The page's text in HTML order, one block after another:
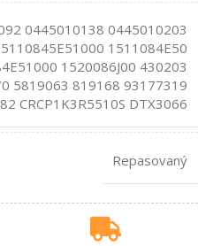
0445010138 0445010203
1511084E50
1520086J00 430203
5819063 819168 93177319
CRCP1K3R5510S DTX3066
Repasovaný